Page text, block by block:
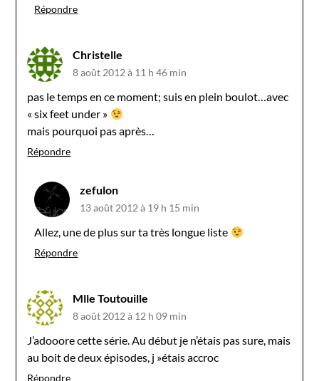
Répondre
Christelle
8 août 2012 à 11 h 46 min
pas le temps en ce moment; suis en plein boulot…avec
« six feet under »
mais pourquoi pas après…
Répondre
zefulon
13 août 2012 à 19 h 15 min
Allez, une de plus sur ta très longue liste
Répondre
Mlle Toutouille
8 août 2012 à 12 h 09 min
J’adooore cette série. Au début je n’étais pas sure, mais
au boit de deux épisodes, j »étais accroc
Répondre